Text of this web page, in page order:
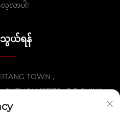
ေ့လာပါ!
ယ်ရန်
TOWN ,
SUZHOU 215132 , P.R.CHINA